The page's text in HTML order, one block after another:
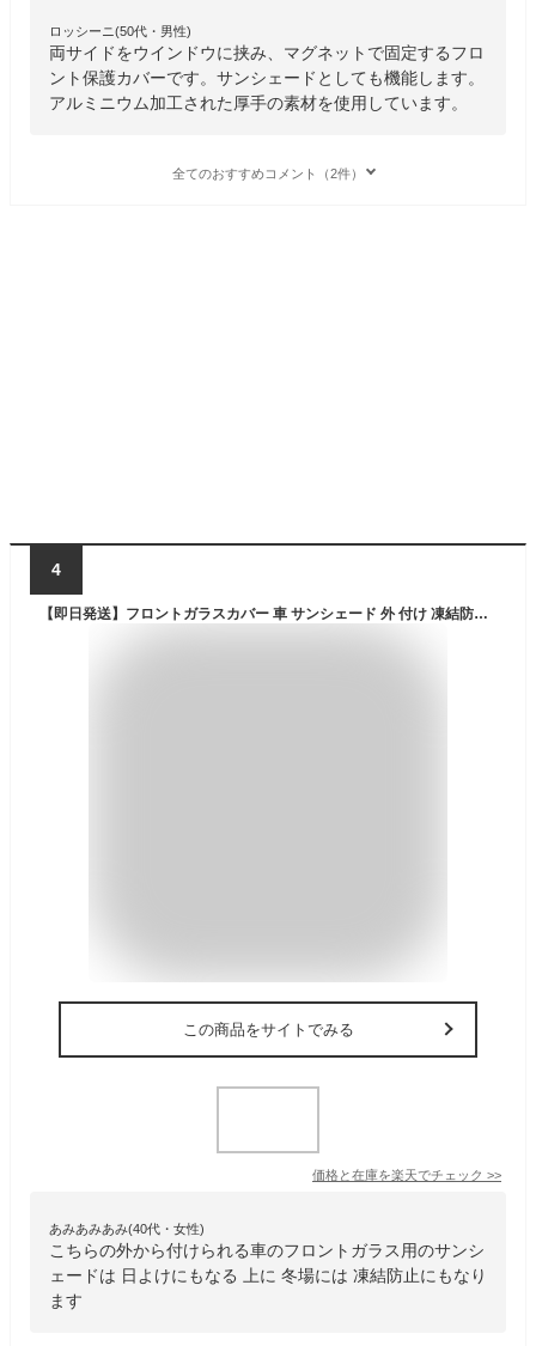
ロッシーニ(50代・男性)
両サイドをウインドウに挟み、マグネットで固定するフロ
ント保護カバーです。サンシェードとしても機能します。
アルミニウム加工された厚手の素材を使用しています。
全てのおすすめコメント（2件）
4
【即日発送】フロントガラスカバー 車 サンシェード 外 付け 凍結防止シート 厚手 カバー 汎用 軽自動車 SUV 凍結防止カバー マグネット 凍結防止カバー 車 フロントガラス 日よけ 外付け 車用 凍結防止 雨 雪 雹対策 カーカバー ハーフカーカバー 車用
この商品をサイトでみる
価格と在庫を楽天でチェック >>
あみあみあみ(40代・女性)
こちらの外から付けられる車のフロントガラス用のサンシ
ェードは 日よけにもなる 上に 冬場には 凍結防止にもなり
ます